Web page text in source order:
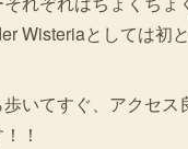
Wisteriaとしては初
いてすぐ、アクセス
！